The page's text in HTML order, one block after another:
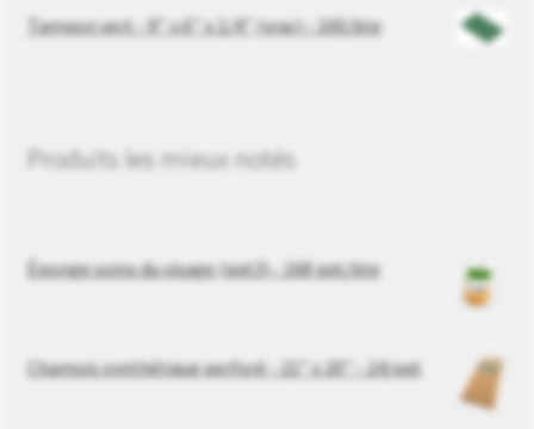
Tampon vert - 9’’ x 6’’ x 1/4’’ (vrac) - 100/bte
Produits les mieux notés
Éponge soins du visage (pqt3) - 168 pqt/bte
Chamois synthétique perforé - 21’’ x 20’’ - 24/pqt